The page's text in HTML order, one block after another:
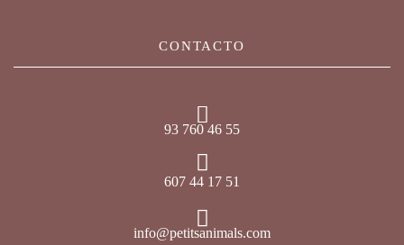
CONTACTO
93 760 46 55
607 44 17 51
info@petitsanimals.com